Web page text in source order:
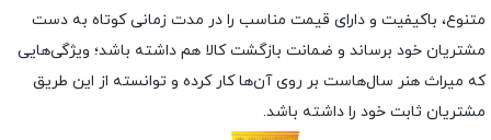
متنوع، باکیفیت و دارای قیمت مناسب را در مدت زمانی کوتاه به دست
مشتریان خود برساند و ضمانت بازگشت کالا هم داشته باشد؛ ویژگی‌هایی
که میراث هنر سال‌هاست بر روی آن‌ها کار کرده و توانسته از این طریق
مشتریان ثابت خود را داشته باشد.